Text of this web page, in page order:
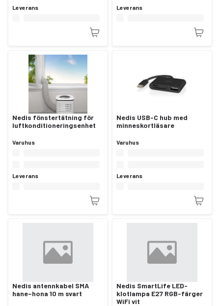
Leverans Leverans
Nedis fönstertätning för
luftkonditioneringsenhet
Varuhus
Leverans
Nedis USB-C hub med
minneskortläsare
Varuhus
Leverans
Nedis antennkabel SMA
hane–hona 10 m svart
Nedis SmartLife LED-
klotlampa E27 RGB-färger
WiFi vit